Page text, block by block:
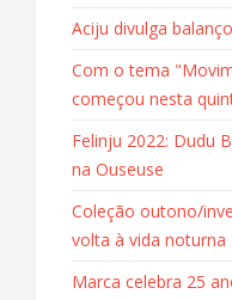
Aciju divulga
Com o tema
começou nesta
Felinju 2022: Dudu
na Ouseuse
Coleção outono/
volta à vida noturna
Marca celebra 25